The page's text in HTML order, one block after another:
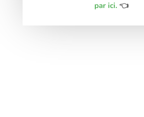
parici. 👈